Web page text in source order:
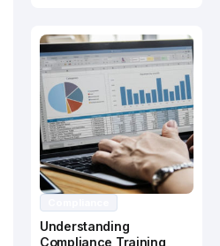
Understanding
Compliance Training